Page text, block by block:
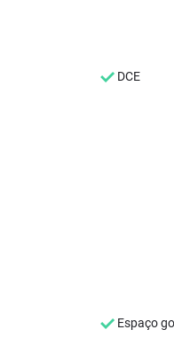
DCE
Espaço